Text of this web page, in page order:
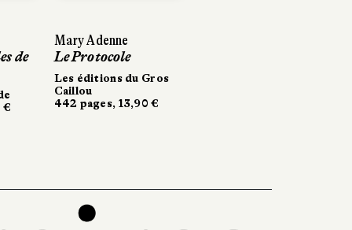
de
€
Mary Adenne
Le Protocole
Les éditions du Gros
Caillou
442 pages, 13,90 €